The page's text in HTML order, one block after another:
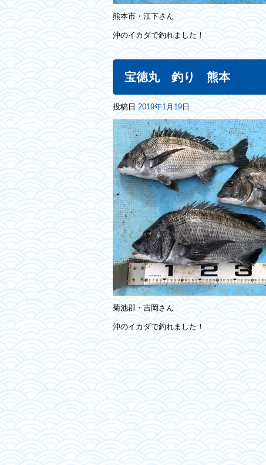
熊本市・江下さん
沖のイカダで釣れました！
宝徳丸 釣り 熊本
投稿日 2019年1月19日
菊池郡・吉岡さん
沖のイカダで釣れました！